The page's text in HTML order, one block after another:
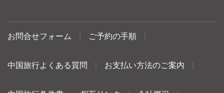
お問合せフォーム ご予約の手順
中国旅行よくある質問 お支払い方法のご案内